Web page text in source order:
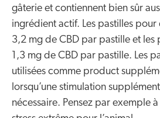
gâterie et contiennent bien sûr
ingrédient actif. Les pastilles
3,2 mg de CBD par pastille et les
1,3 mg de CBD par pastille. Les
utilisées comme product
lorsqu’une stimulation
nécessaire. Pensez par exemple